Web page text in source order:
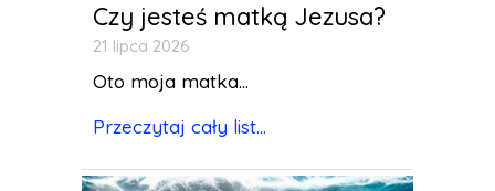
Czy jesteś matką Jezusa?
21 lipca 2026
Oto moja matka...
Przeczytaj cały list...